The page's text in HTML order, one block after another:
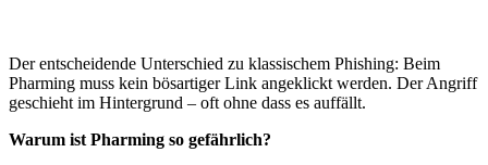
Der entscheidende Unterschied zu klassischem Phishing: Beim
Pharming muss kein bösartiger Link angeklickt werden. Der Angriff
geschieht im Hintergrund – oft ohne dass es auffällt.
Warum ist Pharming so gefährlich?